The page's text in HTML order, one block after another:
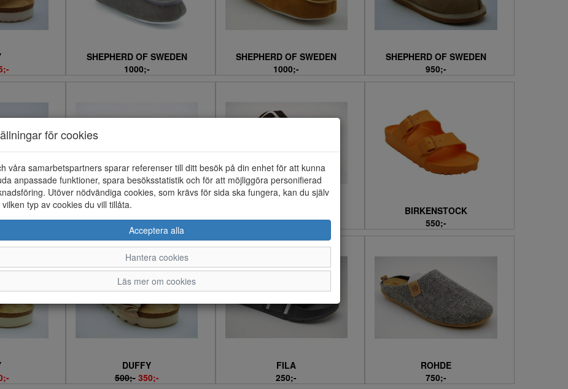
SHEPHERD OF SWEDEN
1000;-
SHEPHERD OF SWEDEN
1000;-
SHEPHERD OF SWEDEN
950;-
SHEPHERD OF SWEDEN
700;-
1200;-
BIRKENSTOCK
550;-
DUFFY
500;- 350;-
FILA
250;-
ROHDE
750;-
för cookies
våra samarbetspartners sparar referenser till ditt besök på din enhet för att kunna
anpassade funktioner, spara besöksstatistik och för att möjliggöra personifierad
Utöver nödvändiga cookies, som krävs för sida ska fungera, kan du själv
vilken typ av cookies du vill tillåta.
Acceptera alla
Hantera cookies
Läs mer om cookies